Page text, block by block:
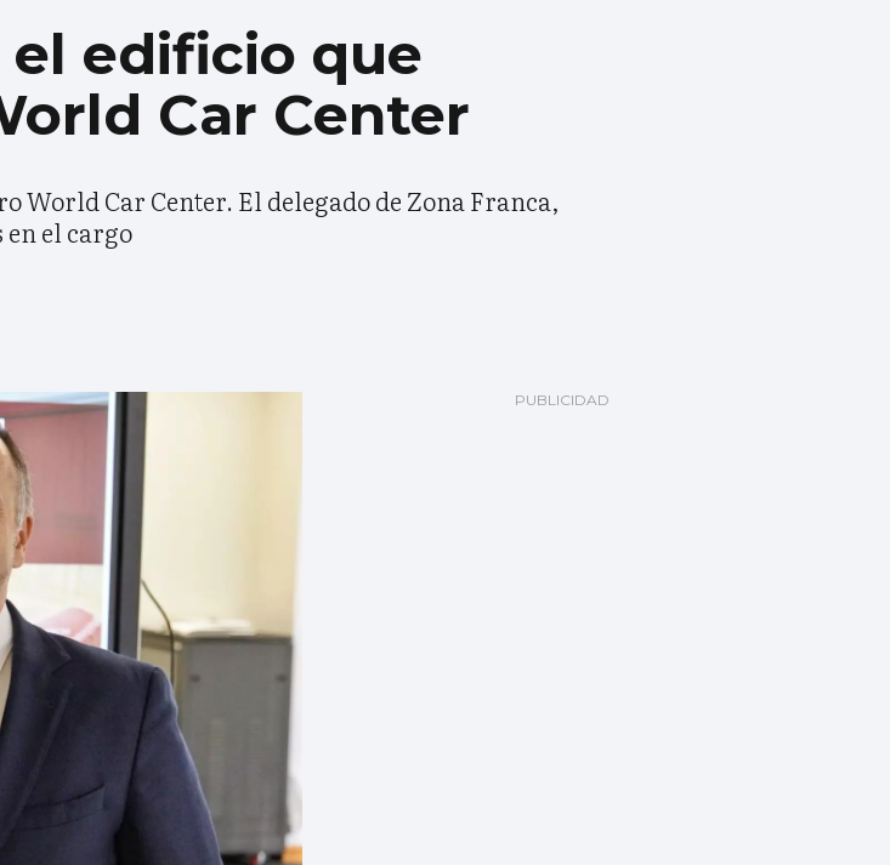
el edificio que
Car Center
World Car Center. El delegado de Zona Franca,
en el cargo